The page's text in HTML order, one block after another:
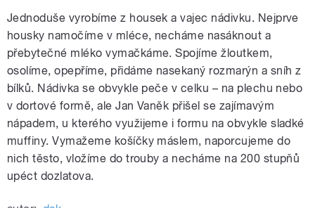
Jednoduše vyrobíme z housek a vajec nádivku. Nejprve
housky namočíme v mléce, necháme nasáknout a
přebytečné mléko vymačkáme. Spojíme žloutkem,
osolíme, opepříme, přidáme nasekaný rozmarýn a sníh z
bílků. Nádivka se obvykle peče v celku – na plechu nebo
v dortové formě, ale Jan Vaněk přišel se zajímavým
nápadem, u kterého využijeme i formu na obvykle sladké
muffiny. Vymažeme košíčky máslem, naporcujeme do
nich těsto, vložíme do trouby a necháme na 200 stupňů
upéct dozlatova.